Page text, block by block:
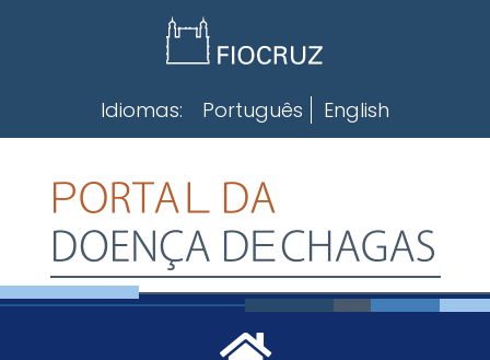
Idiomas: Português English